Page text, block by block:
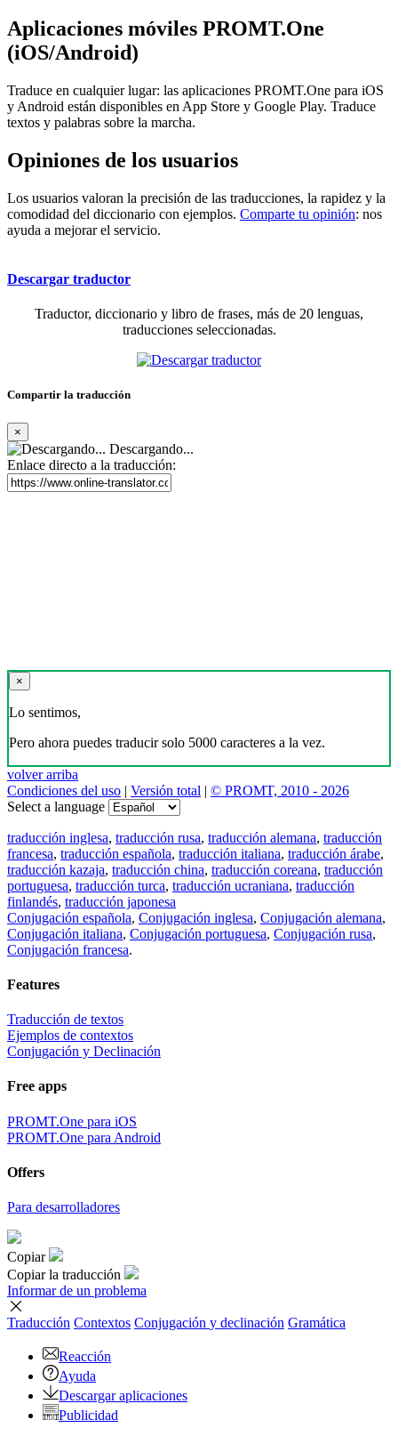
Aplicaciones móviles PROMT.One
(iOS/Android)
Traduce en cualquier lugar: las aplicaciones PROMT.One para iOS
y Android están disponibles en App Store y Google Play. Traduce
textos y palabras sobre la marcha.
Opiniones de los usuarios
Los usuarios valoran la precisión de las traducciones, la rapidez y la
comodidad del diccionario con ejemplos. Comparte tu opinión: nos
ayuda a mejorar el servicio.
Descargar traductor
Traductor, diccionario y libro de frases, más de 20 lenguas,
traducciones seleccionadas.
Compartir la traducción
×
Descargando...
Enlace directo a la traducción:
×
Lo sentimos,
Pero ahora puedes traducir solo 5000 caracteres a la vez.
volver arriba
Condiciones del uso | Versión total | © PROMT, 2010 - 2026
Select a language
traducción inglesa, traducción rusa, traducción alemana, traducción
francesa, traducción española, traducción italiana, traducción árabe,
traducción kazaja, traducción china, traducción coreana, traducción
portuguesa, traducción turca, traducción ucraniana, traducción
finlandés, traducción japonesa
Conjugación española, Conjugación inglesa, Conjugación alemana,
Conjugación italiana, Conjugación portuguesa, Conjugación rusa,
Conjugación francesa.
Features
Traducción de textos
Ejemplos de contextos
Conjugación y Declinación
Free apps
PROMT.One para iOS
PROMT.One para Android
Offers
Para desarrolladores
Copiar
Copiar la traducción
Informar de un problema
Traducción Contextos Conjugación y declinación Gramática
Reacción
Ayuda
Descargar aplicaciones
Publicidad